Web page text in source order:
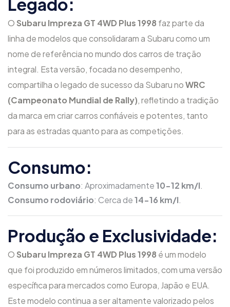
O Subaru Impreza GT 4WD Plus 1998 faz parte da
linha de modelos que consolidaram a Subaru como um
nome de referência no mundo dos carros de tração
integral. Esta versão, focada no desempenho,
compartilha o legado de sucesso da Subaru noWRC
(Campeonato Mundial de Rally), refletindo a tradição
da marca em criar carros confiáveis e potentes, tanto
para as estradas quanto para as competições.
Consumo:
Consumo urbano: Aproximadamente10-12 km/l.
Consumo rodoviário: Cerca de14-16 km/l.
Produção e Exclusividade:
O Subaru Impreza GT 4WD Plus 1998 é um modelo
que foi produzido em números limitados, com uma versão
específica para mercados como Europa, Japão e EUA.
Este modelo continua a ser altamente valorizado pelos